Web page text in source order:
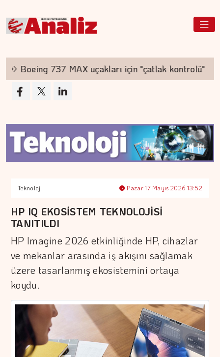
Boeing 737 MAX uçakları için "çatlak kontrolü"
Teknoloji Pazar 17 Mayıs 2026 13:52
HP IQ EKOSİSTEM TEKNOLOJİSİ
TANITILDI
HP Imagine 2026 etkinliğinde HP, cihazlar
ve mekanlar arasında iş akışını sağlamak
üzere tasarlanmış ekosistemini ortaya
koydu.